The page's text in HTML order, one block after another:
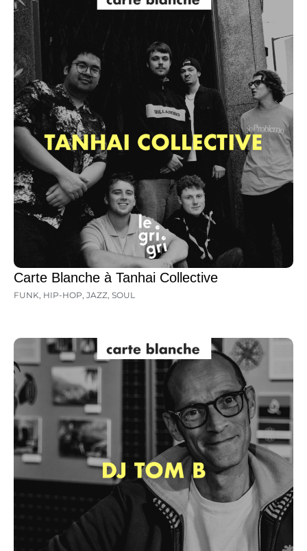
Carte Blanche à Tanhai Collective
FUNK, HIP-HOP, JAZZ, SOUL